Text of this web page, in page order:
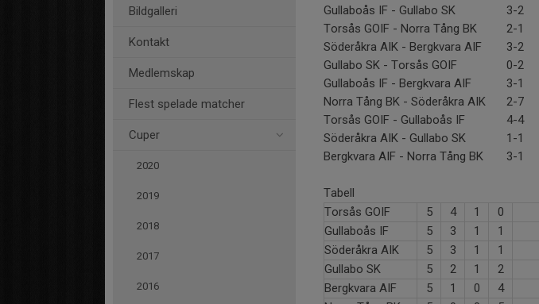
Bildgalleri
Kontakt
Medlemskap
Flest spelade matcher
Cuper
2020
2019
2018
2017
2016
Gullaboås IF - Gullabo SK
3-2
Torsås GOIF - Norra Tång BK
2-1
Söderåkra AIK - Bergkvara AIF
3-2
Gullabo SK - Torsås GOIF
0-2
Gullaboås IF - Bergkvara AIF
3-1
Norra Tång BK - Söderåkra AIK
2-7
Torsås GOIF - Gullaboås IF
4-4
Söderåkra AIK - Gullabo SK
1-1
Bergkvara AIF - Norra Tång BK
3-1
Tabell
Torsås GOIF
5 4 1 0
Gullaboås IF
5 3 1 1
Söderåkra AIK
5 3 1 1
Gullabo SK
5 2 1 2
Bergkvara AIF
5 1 0 4